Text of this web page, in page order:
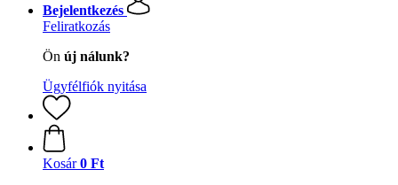
Bejelentkezés
Feliratkozás
Ön új nálunk?
Ügyfélfiók nyitása
Kosár 0 Ft